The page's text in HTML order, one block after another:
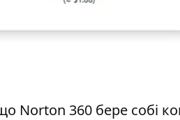
Norton 360 бере собі